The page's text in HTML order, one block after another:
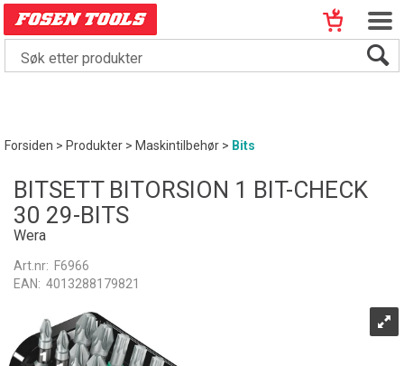
Forsiden>Produkter>Maskintilbehør> Bits
BITSETT BITORSION 1 BIT-CHECK
30 29-BITS
Wera
Art.nr: F6966
EAN: 4013288179821